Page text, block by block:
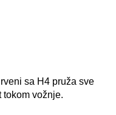
sa H4 pruža sve
tokom vožnje.